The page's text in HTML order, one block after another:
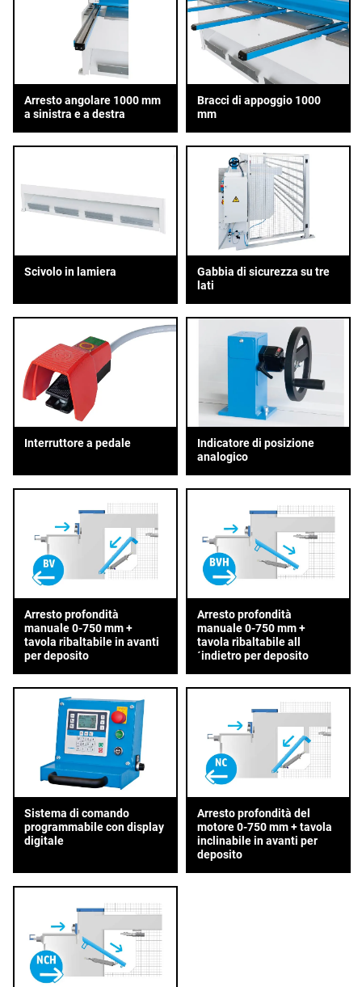
Arresto angolare 1000 mm
a sinistra e a destra
Bracci di appoggio 1000
mm
Scivolo in lamiera
Gabbia di sicurezza su tre
lati
Interruttore a pedale
Indicatore di posizione
analogico
Arresto profondità
manuale 0-750 mm +
tavola ribaltabile in avanti
per deposito
Arresto profondità
manuale 0-750 mm +
tavola ribaltabile all
´indietro per deposito
Sistema di comando
programmabile con display
digitale
Arresto profondità del
motore 0-750 mm + tavola
inclinabile in avanti per
deposito